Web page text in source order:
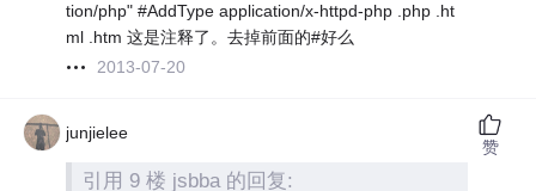
tion/php" #AddType application/x-httpd-php .php .ht
ml .htm 这是注释了。去掉前面的#好么
2013-07-20
junjielee
引用 9 楼 jsbba 的回复:
赞